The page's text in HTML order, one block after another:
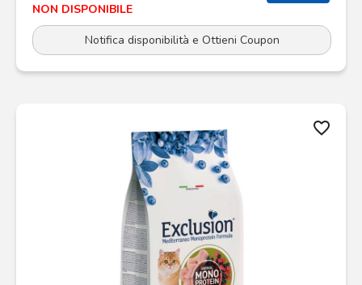
NON DISPONIBILE
Notifica disponibilità e Ottieni Coupon
favorite_border